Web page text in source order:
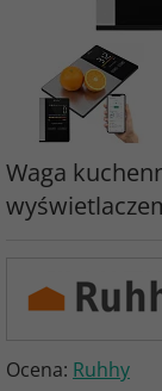
Waga
Ocena: Ruhhy